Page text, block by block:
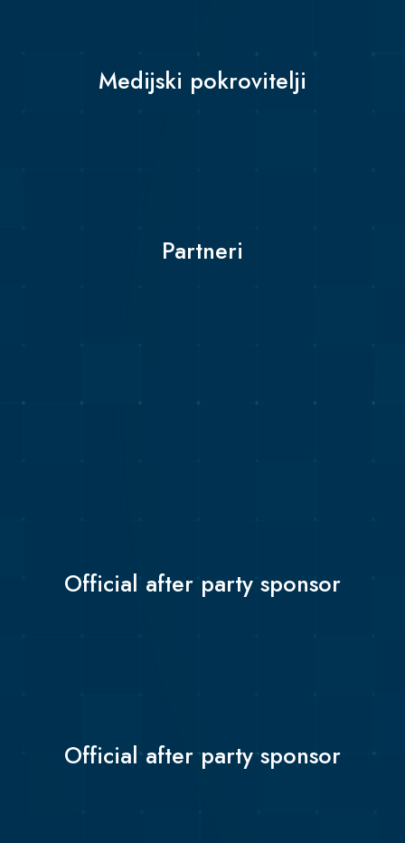
Medijski pokrovitelji
Partneri
Official after party sponsor
Official after party sponsor